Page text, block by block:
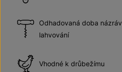
Odhadovaná doba
lahvování
Vhodné k drůbežímu